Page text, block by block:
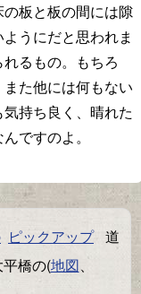
板と板の間には隙
うにだと思われま
るもの。もちろ
た他には何もない
持ち良く、晴れた
ですのよ。
ピックアップ 道
橋の(地図、